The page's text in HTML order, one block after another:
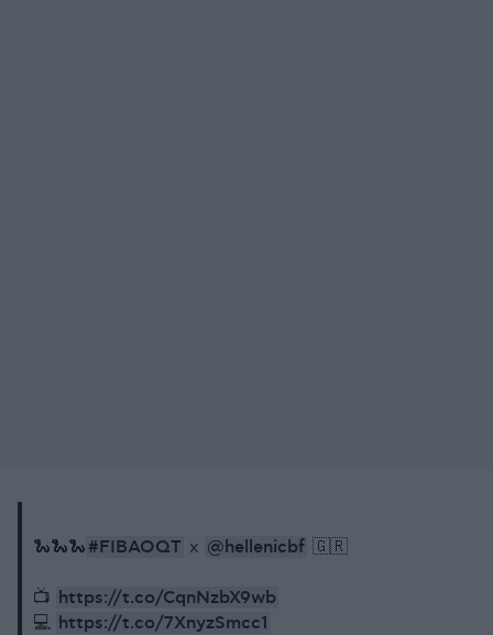
🐍🐍🐍 #FIBAOQT x @hellenicbf 🇬🇷
📺 https://t.co/CqnNzbX9wb
💻 https://t.co/7XnyzSmcc1